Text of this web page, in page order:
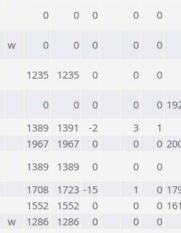
0 0 0 0 0
w 0 0 0 0 0
1235 1235 0 0 0
0 0 0 0 0
1389 1391 -2 3
1
1967 1967 0 0 0
1389 1389 0 0
0
1708 1723 -15 1 0
1552 1552 0 0 0
w 1286 1286 0 0
0